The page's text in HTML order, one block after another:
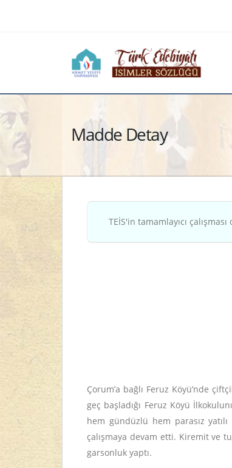
Madde Detay
TEİS'in tamamlayıcı
Çorum’a bağlı Feruz Köyü’nde
geç başladığı Feruz Köyü
hem gündüzlü hem parasız
çalışmaya devam etti. Kiremit ve
garsonluk yaptı.